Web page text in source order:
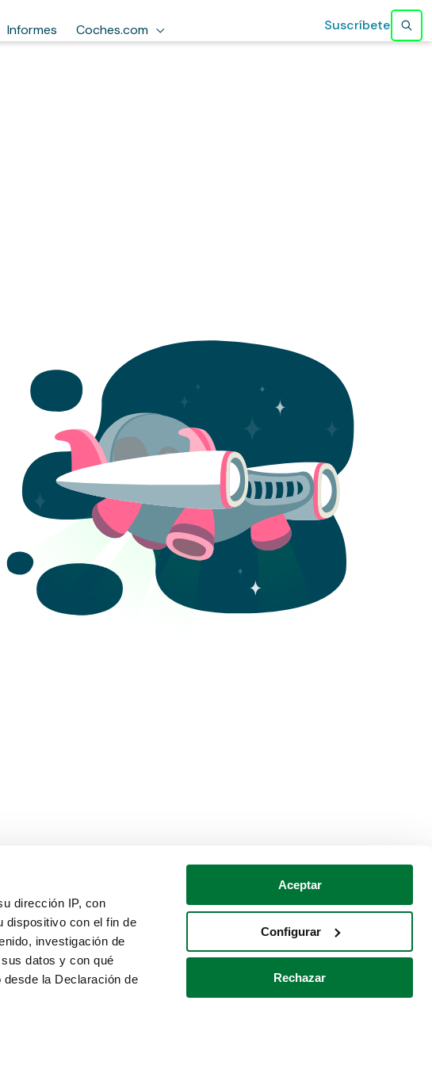
dirección IP, con
dispositivo con el fin de
investigación de
datos y con qué
la Declaración de
Aceptar
Configurar
Rechazar
Informes Coches.com Suscríbete